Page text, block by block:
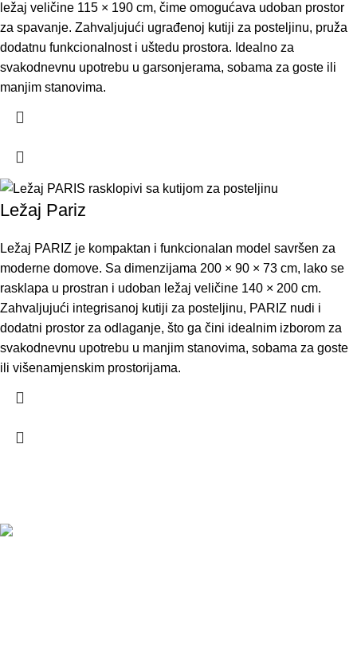
ležaj veličine 115 × 190 cm, čime omogućava udoban prostor
za spavanje. Zahvaljujući ugrađenoj kutiji za posteljinu, pruža
dodatnu funkcionalnost i uštedu prostora. Idealno za
svakodnevnu upotrebu u garsonjerama, sobama za goste ili
manjim stanovima.
Ležaj Pariz
Ležaj PARIZ je kompaktan i funkcionalan model savršen za
moderne domove. Sa dimenzijama 200 × 90 × 73 cm, lako se
rasklapa u prostran i udoban ležaj veličine 140 × 200 cm.
Zahvaljujući integrisanoj kutiji za posteljinu, PARIZ nudi i
dodatni prostor za odlaganje, što ga čini idealnim izborom za
svakodnevnu upotrebu u manjim stanovima, sobama za goste
ili višenamjenskim prostorijama.